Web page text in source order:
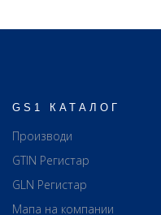
GS1 КАТАЛОГ
Производи
GTIN Регистар
GLN Регистар
Мапа на компании